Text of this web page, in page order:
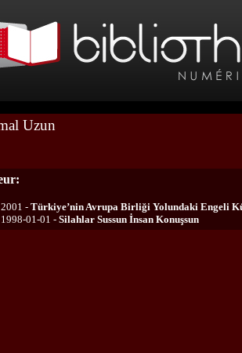
Uzun
2001 - Türkiye’nin Avrupa Birliği Yolundaki Engeli
1998-01-01 - Silahlar Sussun İnsan Konuşsun